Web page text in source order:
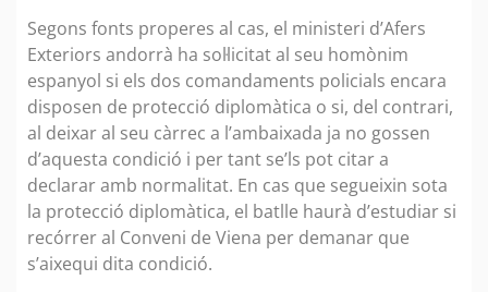
Segons fonts properes al cas, el ministeri d’Afers
Exteriors andorrà ha sol·licitat al seu homònim
espanyol si els dos comandaments policials encara
disposen de protecció diplomàtica o si, del contrari,
al deixar al seu càrrec a l’ambaixada ja no gossen
d’aquesta condició i per tant se’ls pot citar a
declarar amb normalitat. En cas que segueixin sota
la protecció diplomàtica, el batlle haurà d’estudiar si
recórrer al Conveni de Viena per demanar que
s’aixequi dita condició.